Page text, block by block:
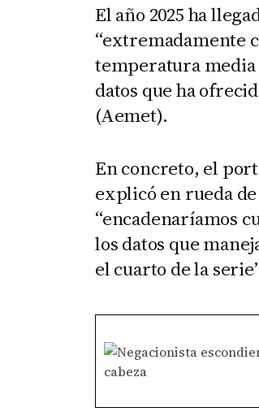
El año 2025 ha
“extremadamente
temperatura media
datos que ha
(Aemet).
En concreto, el
explicó en rueda
“encadenaríamos
los datos que
el cuarto de la